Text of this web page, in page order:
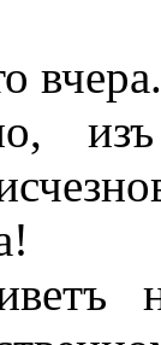
вчера.
изъ
на